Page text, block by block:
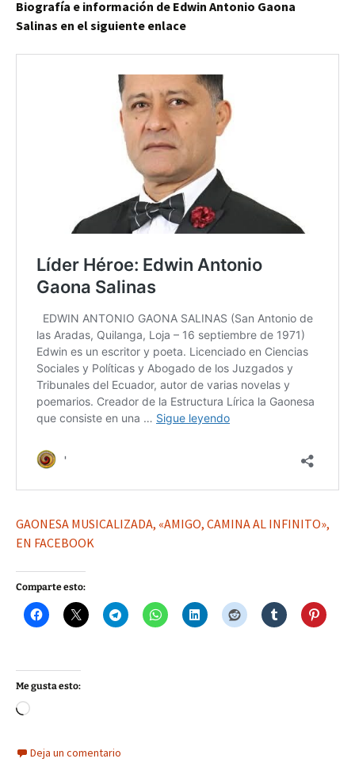
Biografía e información de Edwin Antonio Gaona
Salinas en el siguiente enlace
GAONESA MUSICALIZADA, «AMIGO, CAMINA AL INFINITO»,
EN FACEBOOK
Comparte esto:
Me gusta esto:
Cargando...
Deja un comentario